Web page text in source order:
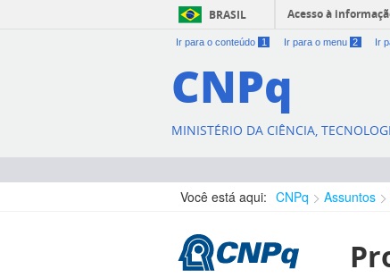
BRASIL Acesso à
Ir para o conteúdo 1 Ir para o menu 2 Ir
CNPq
MINISTÉRIO DA CIÊNCIA,
Você está aqui: CNPq Assuntos